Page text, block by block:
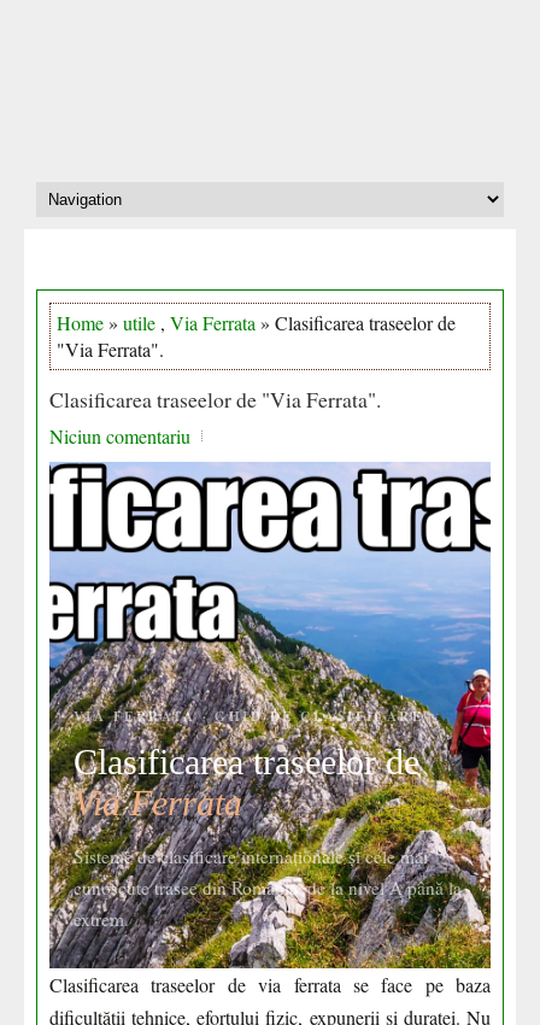
Home» utile , Via Ferrata » Clasificarea traseelor de
"Via Ferrata".
Clasificarea traseelor de "Via Ferrata".
Niciun comentariu
VIA FERRATA · GHID DE CLASIFICARE
Clasificarea traseelor de
Via Ferrata
Sisteme de clasificare internaționale și cele mai
cunoscute trasee din România, de la nivel A până la
extrem.
Clasificarea traseelor de via ferrata se face pe baza
dificultății tehnice, efortului fizic, expunerii și duratei. Nu